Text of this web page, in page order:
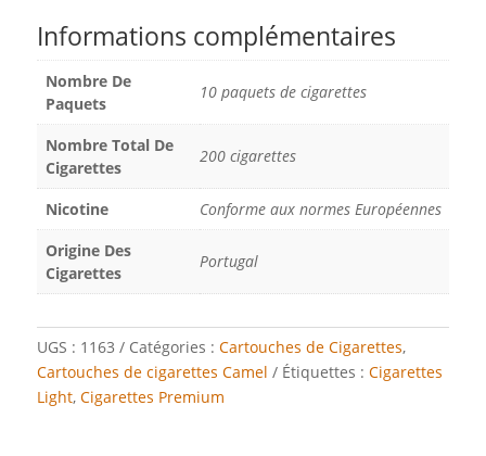
Informations complémentaires
Nombre De
Paquets
10 paquets de cigarettes
Nombre Total De
Cigarettes
200 cigarettes
Nicotine
Conforme aux normes Européennes
Origine Des
Cigarettes
Portugal
UGS : 1163 Catégories : Cartouches de Cigarettes,
Cartouches de cigarettes Camel
Étiquettes : Cigarettes
Light, Cigarettes Premium